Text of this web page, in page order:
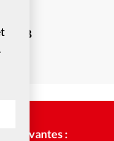
2008
suivantes :